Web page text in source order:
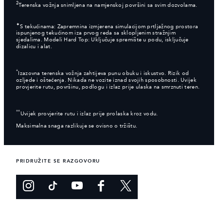
2 Terenska vožnja snimljena na namjenskoj površini sa svim dozvolama.
✦S tekućinama: Zapremnina izmjerena simulacijom prtljažnog prostora
ispunjenog tekućinom iza prvog reda sa sklopljenim stražnjim
sjedalima. Modeli Hard Top: Uključuje spremište u podu, isključuje
dizalicu i alat.
* Izazovna terenska vožnja zahtijeva punu obuku i iskustvo. Rizik od
ozljede i oštećenja. Nikada ne vozite iznad svojih sposobnosti. Uvijek
provjerite rutu, površinu, podlogu i izlaz prije ulaska na smrznuti teren.
** Uvijek provjerite rutu i izlaz prije prolaska kroz vodu.
Maksimalna snaga razlikuje se ovisno o tržištu.
PRIDRUŽITE SE RAZGOVORU